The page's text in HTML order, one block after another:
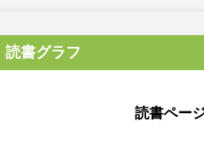
読書グラフ
読書ペー